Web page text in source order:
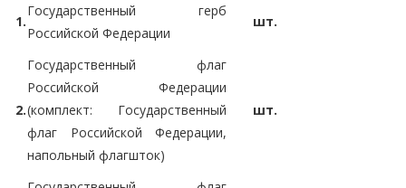
1.
Государственный герб
Российской Федерации
шт.
2.
Государственный флаг
Российской Федерации
(комплект: Государственный
флаг Российской Федерации,
напольный флагшток)
шт.